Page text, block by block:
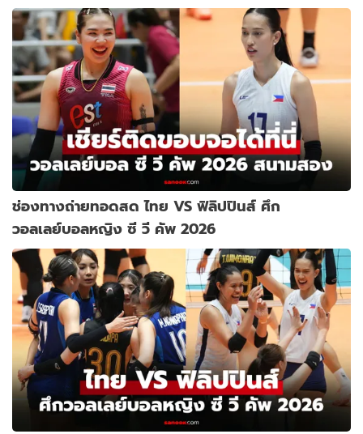
ช่องทางถ่ายทอดสด ไทย VS ฟิลิปปินส์ ศึก
วอลเลย์บอลหญิง ซี วี คัพ 2026